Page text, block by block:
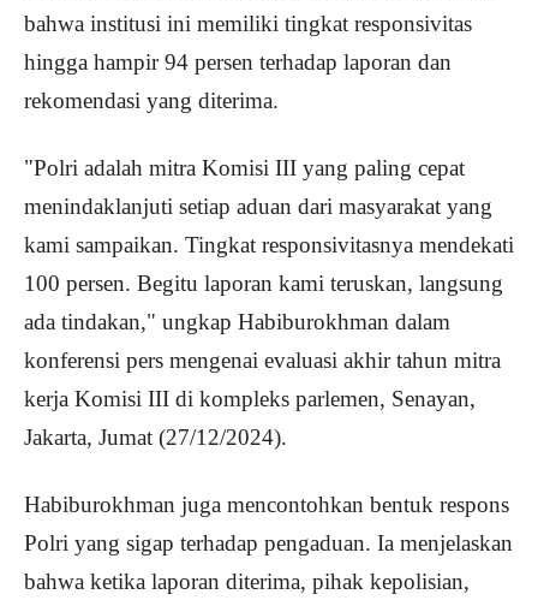
bahwa institusi ini memiliki tingkat responsivitas
hingga hampir 94 persen terhadap laporan dan
rekomendasi yang diterima.
"Polri adalah mitra Komisi III yang paling cepat
menindaklanjuti setiap aduan dari masyarakat yang
kami sampaikan. Tingkat responsivitasnya mendekati
100 persen. Begitu laporan kami teruskan, langsung
ada tindakan," ungkap Habiburokhman dalam
konferensi pers mengenai evaluasi akhir tahun mitra
kerja Komisi III di kompleks parlemen, Senayan,
Jakarta, Jumat (27/12/2024).
Habiburokhman juga mencontohkan bentuk respons
Polri yang sigap terhadap pengaduan. Ia menjelaskan
bahwa ketika laporan diterima, pihak kepolisian,